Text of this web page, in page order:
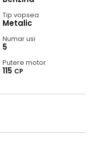
Tip vopsea
Metalic
Numar usi
5
Putere motor
115 CP